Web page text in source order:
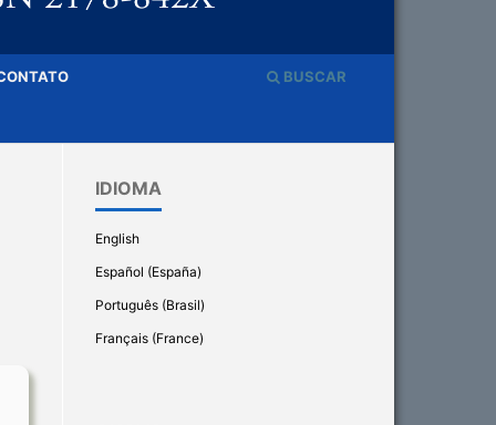
BUSCAR
IDIOMA
English
Español (España)
Português (Brasil)
Français (France)